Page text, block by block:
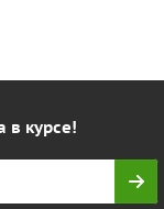
в курсе!